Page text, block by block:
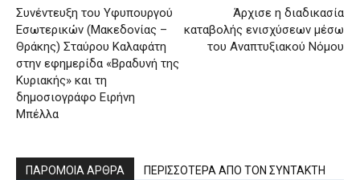
Συνέντευξη του Υφυπουργού
Εσωτερικών (Μακεδονίας –
Θράκης) Σταύρου Καλαφάτη
στην εφημερίδα «Βραδυνή της
Κυριακής» και τη
δημοσιογράφο Ειρήνη
Μπέλλα
Άρχισε η διαδικασία
καταβολής ενισχύσεων μέσω
του Αναπτυξιακού Νόμου
ΠΑΡΟΜΟΙΑ ΑΡΘΡΑ ΠΕΡΙΣΣΟΤΕΡΑ ΑΠΟ ΤΟΝ ΣΥΝΤΑΚΤΗ